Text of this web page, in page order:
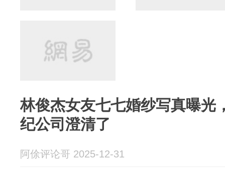
林俊杰女友七七婚纱写真曝光
纪公司澄清了
阿俆评论哥 2025-12-31